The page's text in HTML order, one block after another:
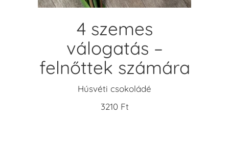
4 szemes
válogatás –
felnőttek számára
Húsvéti csokoládé
3210 Ft